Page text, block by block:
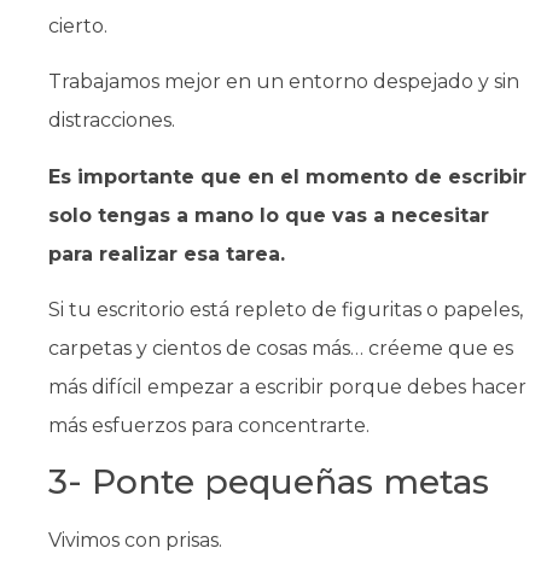
cierto.
Trabajamos mejor en un entorno despejado y sin
distracciones.
Es importante que en el momento de escribir
solo tengas a mano lo que vas a necesitar
para realizar esa tarea.
Si tu escritorio está repleto de figuritas o papeles,
carpetas y cientos de cosas más… créeme que es
más difícil empezar a escribir porque debes hacer
más esfuerzos para concentrarte.
3- Ponte pequeñas metas
Vivimos con prisas.